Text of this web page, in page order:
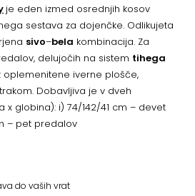
je eden izmed osrednjih kosov
sestava za dojenčke. Odlikujeta
sivo–bela kombinacija. Za
delujočih na sistem tihega
oplemenitene iverne plošče,
Dobavljiva je v dveh
x globina): i) 74/142/41 cm – devet
– pet predalov
do vaših vrat